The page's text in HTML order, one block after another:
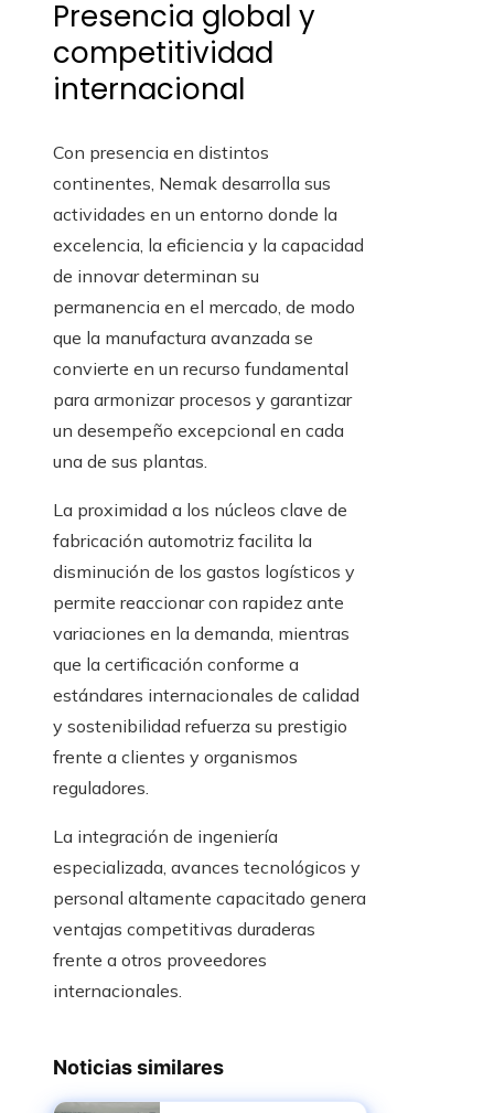
Presencia global y
competitividad
internacional
Con presencia en distintos
continentes, Nemak desarrolla sus
actividades en un entorno donde la
excelencia, la eficiencia y la capacidad
de innovar determinan su
permanencia en el mercado, de modo
que la manufactura avanzada se
convierte en un recurso fundamental
para armonizar procesos y garantizar
un desempeño excepcional en cada
una de sus plantas.
La proximidad a los núcleos clave de
fabricación automotriz facilita la
disminución de los gastos logísticos y
permite reaccionar con rapidez ante
variaciones en la demanda, mientras
que la certificación conforme a
estándares internacionales de calidad
y sostenibilidad refuerza su prestigio
frente a clientes y organismos
reguladores.
La integración de ingeniería
especializada, avances tecnológicos y
personal altamente capacitado genera
ventajas competitivas duraderas
frente a otros proveedores
internacionales.
Noticias similares